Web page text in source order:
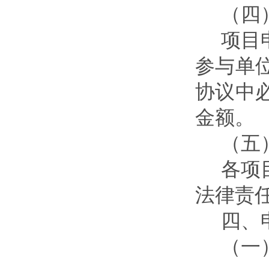
（
项目
参与单
协议中
金额。
（
各项
法律责
四、
（